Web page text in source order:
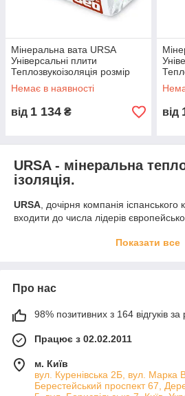
Мінеральна вата URSA
Універсальні плити
Теплозвукоізоляція розмір
1250х600х100 мм. паковання
4,5 м2
Немає в наявності
від 1 134 ₴
9 м2
від
URSA - мінеральна
ізоляція.
URSA , дочірня компанія
входити до числа лідерів
Європи. В Україні і в ряді мирослав
домобудівництва і приватного
характеристиками у своєму класі
Матеріал з підвищеною
Негорючий
Краще рішення для будівельних
Показати все
Про нас
98% позитивних з 164 відгуків за
Працює з 02.02.2011
м. Київ
вул. Куренівська 2Б, вул. Марка
Берестейський проспект 67,